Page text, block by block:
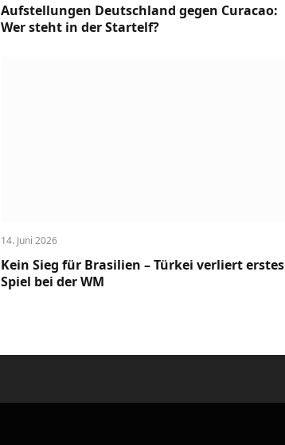
Aufstellungen Deutschland gegen Curacao:
Wer steht in der Startelf?
14. Juni 2026
Kein Sieg für Brasilien – Türkei verliert erstes
Spiel bei der WM